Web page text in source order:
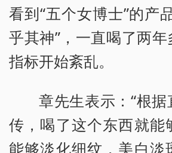
看到“五个女博士”的产
乎其神”，一直喝了两
指标开始紊乱。
章先生表示：“根
传，喝了这个东西就能
能够淡化细纹，美白淡